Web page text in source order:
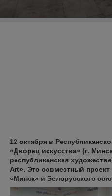
12 октября в
«Дворец искусства» (г.
республиканская
Art». Это совместный проект
«Минск» и Белорусского